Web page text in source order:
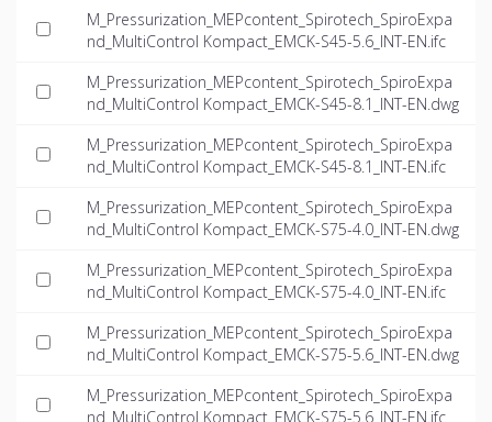
M_Pressurization_MEPcontent_Spirotech_SpiroExpa
nd_MultiControl Kompact_EMCK-S45-5.6_INT-EN.ifc
M_Pressurization_MEPcontent_Spirotech_SpiroExpa
nd_MultiControl Kompact_EMCK-S45-8.1_INT-EN.dwg
M_Pressurization_MEPcontent_Spirotech_SpiroExpa
nd_MultiControl Kompact_EMCK-S45-8.1_INT-EN.ifc
M_Pressurization_MEPcontent_Spirotech_SpiroExpa
nd_MultiControl Kompact_EMCK-S75-4.0_INT-EN.dwg
M_Pressurization_MEPcontent_Spirotech_SpiroExpa
nd_MultiControl Kompact_EMCK-S75-4.0_INT-EN.ifc
M_Pressurization_MEPcontent_Spirotech_SpiroExpa
nd_MultiControl Kompact_EMCK-S75-5.6_INT-EN.dwg
M_Pressurization_MEPcontent_Spirotech_SpiroExpa
nd_MultiControl Kompact_EMCK-S75-5.6_INT-EN.ifc